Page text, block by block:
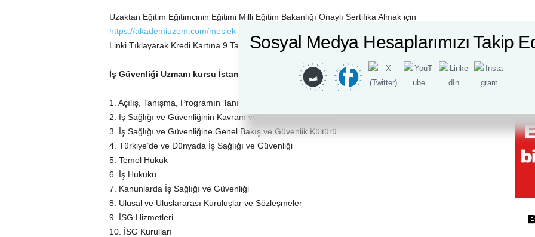
Uzaktan Eğitim Eğitimcinin Eğitimi Milli Eğitim Bakanlığı Onaylı Sertifika Almak için
https://akademiuzem.com/meslek-kursu/egitimcinin-egitimi
Linki Tıklayarak Kredi Kartına 9 Taksit Ödeme Seçeneği İle Satın Alabilirsiniz.
İş Güvenliği Uzmanı kursu İstanbul itim Konular
1. Açılış, Tanışma, Programın Tanıtımı ve Ön Test Uygulaması
2. İş Sağlığı ve Güvenliğinin Kavram ve Kurallarının Gelişimi
3. İş Sağlığı ve Güvenliğine Genel Bakış ve Güvenlik Kültürü
4. Türkiye’de ve Dünyada İş Sağlığı ve Güvenliği
5. Temel Hukuk
6. İş Hukuku
7. Kanunlarda İş Sağlığı ve Güvenliği
8. Ulusal ve Uluslararası Kuruluşlar ve Sözleşmeler
9. İSG Hizmetleri
10. İSG Kurulları
Sosyal Medya Hesaplarımızı Takip